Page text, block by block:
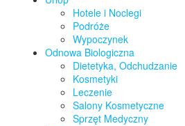
Hotele i Noclegi
Podróże
Wypoczynek
Odnowa Biologiczna
Dietetyka, Odchudzanie
Kosmetyki
Leczenie
Salony Kosmetyczne
Sprzęt Medyczny